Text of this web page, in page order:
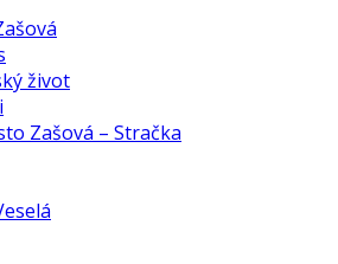
život
Zašová – Stračka